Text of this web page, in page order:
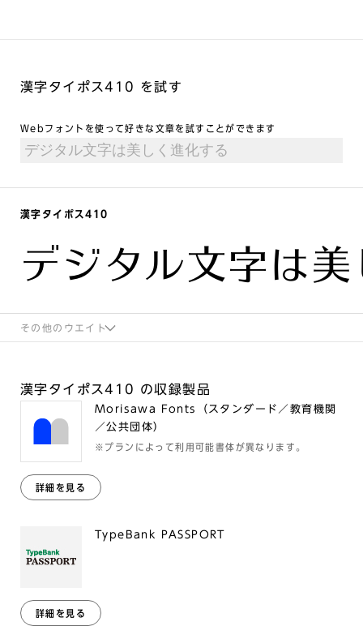
漢字タイポス410 を試す
Webフォントを使って好きな文章を試すことができます
漢字タイポス410
デジタル文字は
その他のウエイト
漢字タイポス410 の収録製品
Morisawa Fonts（スタンダード／教育機関
／公共団体）
※プランによって利用可能書体が異なります。
詳細を見る
TypeBank PASSPORT
詳細を見る